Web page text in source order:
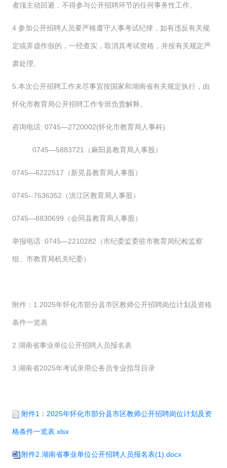
者须主动回避，不得参与公开招聘环节的任何事务性工作。
4.参加公开招聘人员要严格遵守人事考试纪律，如有违反有关规
定或弄虚作假的，一经查实，取消其考试资格，并按有关规定严
肃处理。
5.本次公开招聘工作未尽事宜按国家和湖南省有关规定执行，由
怀化市教育局公开招聘工作专班负责解释。
咨询电话: 0745—2720002(怀化市教育局人事科)
0745—5883721（麻阳县教育局人事股）
0745—6222517（新晃县教育局人事股）
0745--7636352（洪江区教育局人事股）
0745—8830699（会同县教育局人事股）
举报电话: 0745—2210282（市纪委监委驻市教育局纪检监察
组、市教育局机关纪委）
附件：1.2025年怀化市部分县市区教师公开招聘岗位计划及资格
条件一览表
2.湖南省事业单位公开招聘人员报名表
3.湖南省2025年考试录用公务员专业指导目录
附件1：2025年怀化市部分县市区教师公开招聘岗位计划及资
格条件一览表.xlsx
附件2.湖南省事业单位公开招聘人员报名表(1).docx